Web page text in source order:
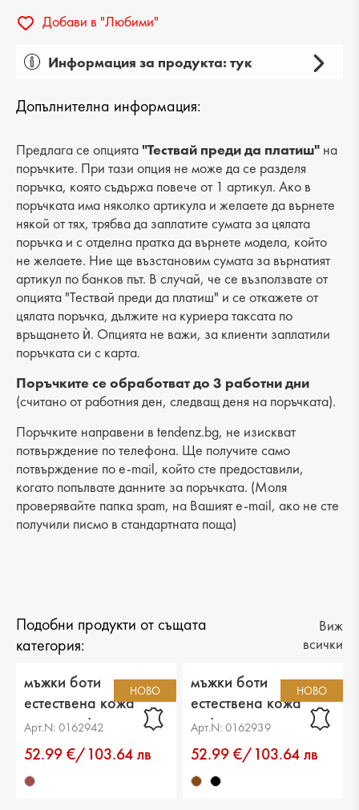
Добави в "Любими"
Информация за продукта: тук
Вид на продукта: ежедневни
Категория: боти
Лицев материал: естествена кожа
Хастар: текстил
Ходило/Подметка: равна
Вид стелка: текстилна
Височина на тока: -
Височина подметка: 3 cm
Височина на платформата : 4 cm
Разстояние от петата до горната част: 9 cm
Обиколка на прасеца: -
Допълнителна информация:
Предлага се опцията"Тествай преди да платиш" на
поръчките. При тази опция не може да се разделя
поръчка, която съдържа повече от 1 артикул. Ако в
поръчката има няколко артикула и желаете да върнете
някой от тях, трябва да заплатите сумата за цялата
поръчка и с отделна пратка да върнете модела, който
не желаете. Ние ще възстановим сумата за върнатият
артикул по банков път. В случай, че се възползвате от
опцията "Тествай преди да платиш" и се откажете от
цялата поръчка, дължите на куриера таксата по
връщането ѝ. Опцията не важи, за клиенти заплатили
поръчката си с карта.
Поръчките се обработват до 3 работни дни
(считано от работния ден, следващ деня на поръчката).
Поръчките направени в tendenz.bg, не изискват
потвърждение по телефона. Ще получите само
потвърждение по e-mail, който сте предоставили,
когато попълвате данните за поръчката. (Моля
проверявайте папка spam, на Вашият e-mail, ако не сте
получили писмо в стандартната поща)
Подобни продукти от същата
категория:
Виж
всички
НОВО
мъжки боти
естествена кожа
тъмно кафяви
Арт.N: 0162942
52.99 €/103.64 лв
НОВО
мъжки боти
естествена кожа
кафяви
Арт.N: 0162939
52.99 €/103.64 лв